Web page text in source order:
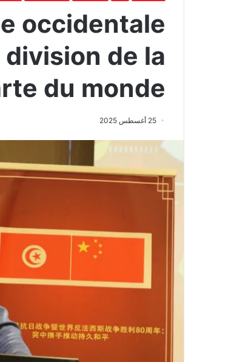
occidentale
de la
du monde
25 أغسطس 2025